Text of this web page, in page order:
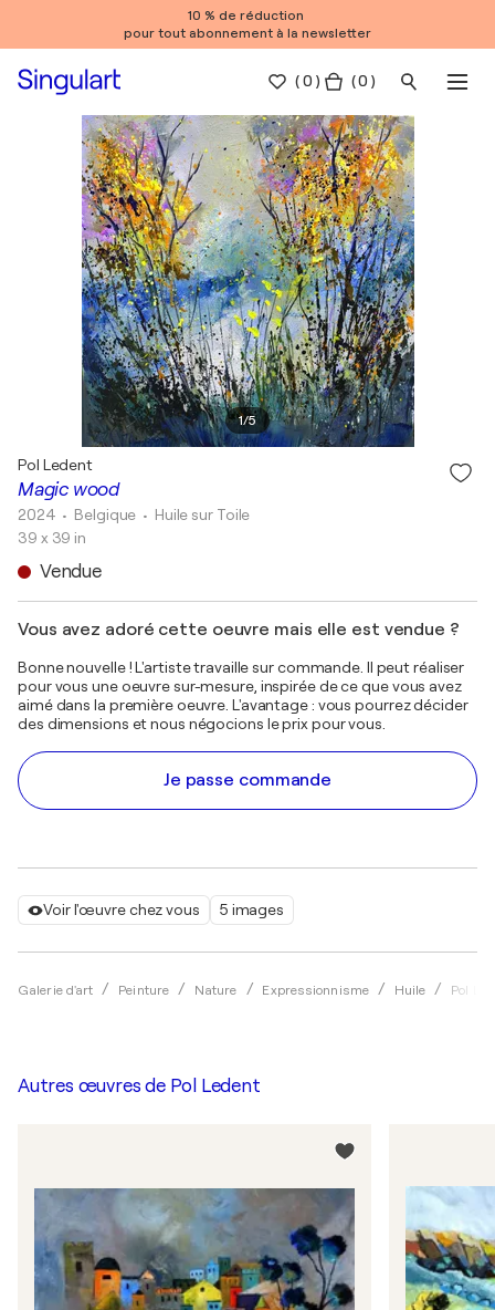
10 % de réduction
pour tout abonnement à la newsletter
(0 ) ( 0 )
1/5
Voir l'œuvre chez vous 5 images
Galerie d'art Peinture Nature Expressionnisme Huile Pol
Magic wood
Pol Ledent
2024 • Belgique • Huile sur Toile
39 x 39 in
Vendue
Vous avez adoré cette oeuvre mais elle est vendue ?
Bonne nouvelle ! L'artiste travaille sur commande. Il peut réaliser
pour vous une oeuvre sur-mesure, inspirée de ce que vous avez
aimé dans la première oeuvre. L'avantage : vous pourrez décider
des dimensions et nous négocions le prix pour vous.
Je passe commande
Autres œuvres de Pol Ledent